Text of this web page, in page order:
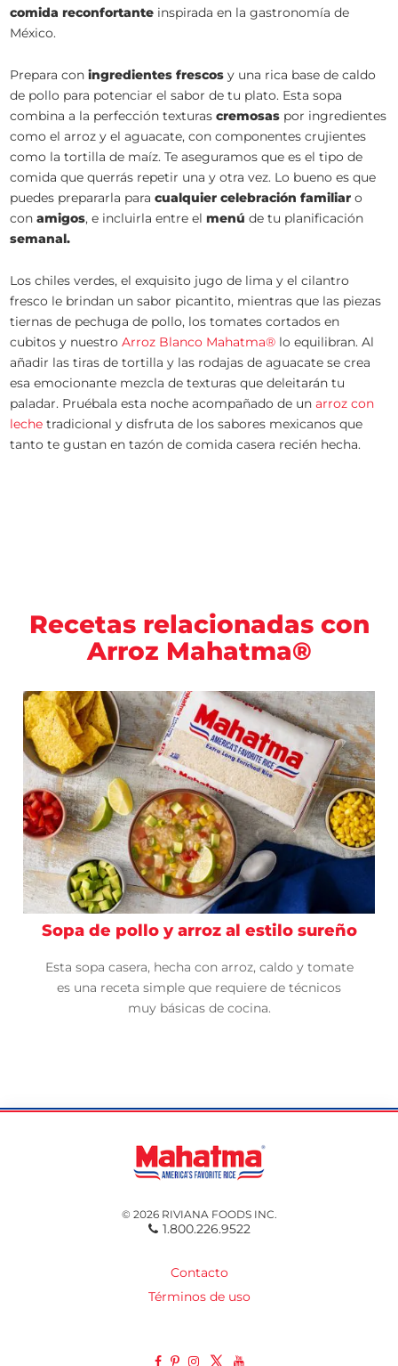
comida reconfortante inspirada en la gastronomía de
México.
Prepara coningredientes frescos y una rica base de caldo
de pollo para potenciar el sabor de tu plato. Esta sopa
combina a la perfección texturascremosas por ingredientes
como el arroz y el aguacate, con componentes crujientes
como la tortilla de maíz. Te aseguramos que es el tipo de
comida que querrás repetir una y otra vez. Lo bueno es que
puedes prepararla paracualquier celebración familiar o
con amigos, e incluirla entre elmenú de tu planificación
semanal.
Los chiles verdes, el exquisito jugo de lima y el cilantro
fresco le brindan un sabor picantito, mientras que las piezas
tiernas de pechuga de pollo, los tomates cortados en
cubitos y nuestroArroz Blanco Mahatma® lo equilibran. Al
añadir las tiras de tortilla y las rodajas de aguacate se crea
esa emocionante mezcla de texturas que deleitarán tu
paladar. Pruébala esta noche acompañado de unarroz con
leche tradicional y disfruta de los sabores mexicanos que
tanto te gustan en tazón de comida casera recién hecha.
Recetas relacionadas con
Arroz Mahatma®
Sopa de pollo y arroz al estilo sureño
Esta sopa casera, hecha con arroz, caldo y tomate
es una receta simple que requiere de técnicos
muy básicas de cocina.
© 2026 RIVIANA FOODS INC.
1.800.226.9522
Contacto
Términos de uso